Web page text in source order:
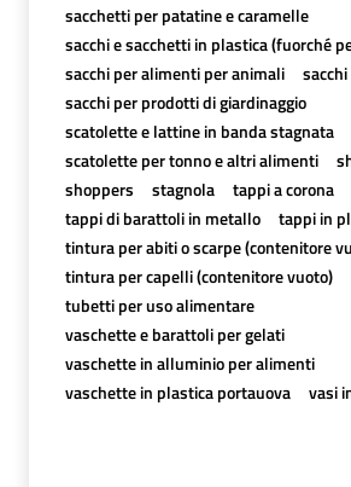
sacchetti per patatine e caramelle
sacchi e sacchetti in plastica (fuorché
sacchi per alimenti per animali
sacchi per prodotti di giardinaggio
scatolette e lattine in banda stagnata
scatolette per tonno e altri alimenti
shoppers
stagnola
tappi a corona
tappi di barattoli in metallo
tappi in
tintura per abiti o scarpe (contenitore
tintura per capelli (contenitore vuoto)
tubetti per uso alimentare
vaschette e barattoli per gelati
vaschette in alluminio per alimenti
vaschette in plastica portauova
vasi